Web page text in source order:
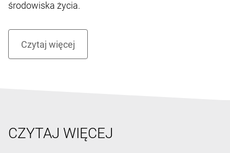
środowiska życia.
CZYTAJ WIĘCEJ